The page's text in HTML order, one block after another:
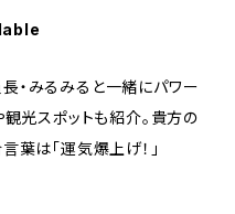
・みるみると一緒にパワー
観光スポットも紹介。貴方の
葉は「運気爆上げ！」